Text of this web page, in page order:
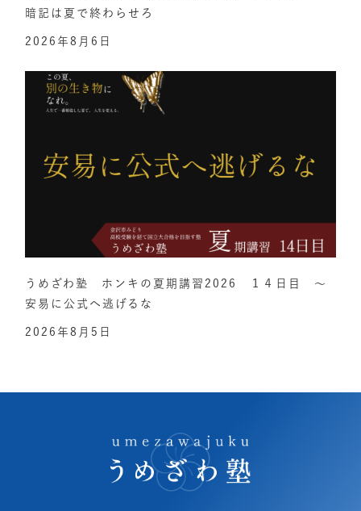
暗記は夏で終わらせろ
2026年8月6日
うめざわ塾 ホンキの夏期講習2026 １４日目 ～
安易に公式へ逃げるな
2026年8月5日